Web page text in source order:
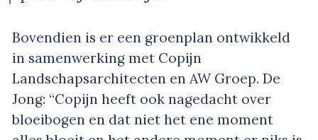
Bovendien is er een groenplan ontwikkeld
in samenwerking met Copijn
Landschapsarchitecten en AW Groep. De
Jong: “Copijn heeft ook nagedacht over
bloeibogen en dat niet het ene moment